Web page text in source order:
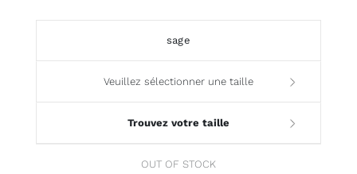
sage
Veuillez sélectionner une taille
Trouvez votre taille
OUT OF STOCK